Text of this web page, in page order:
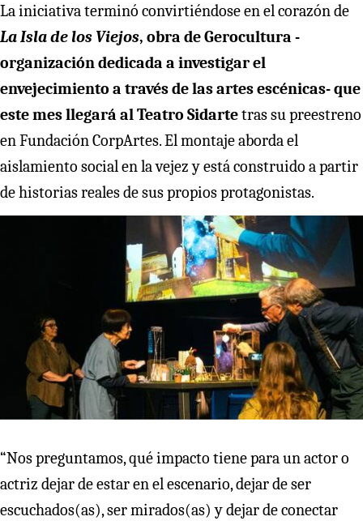
La iniciativa terminó convirtiéndose en el corazón de
La Isla de los Viejos, obra de Gerocultura -
organización dedicada a investigar el
envejecimiento a través de las artes escénicas- que
este mes llegará al Teatro Sidartetras su preestreno
en Fundación CorpArtes. El montaje aborda el
aislamiento social en la vejez y está construido a partir
de historias reales de sus propios protagonistas.
“Nos preguntamos, qué impacto tiene para un actor o
actriz dejar de estar en el escenario, dejar de ser
escuchados(as), ser mirados(as) y dejar de conectar